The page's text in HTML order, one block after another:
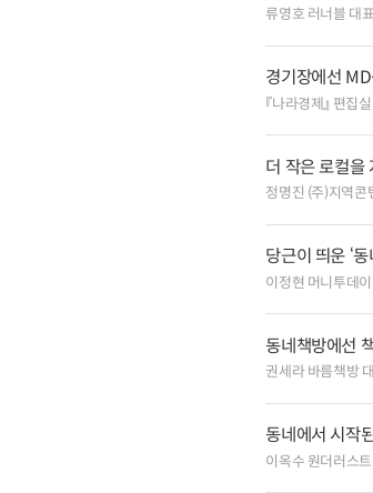
류영호 러너블 대표
경기장에선
『나라경제』 편집실
더 작은 로컬을
정명진 (주)지역콘
당근이 띄운 ‘
이정현 머니투데
동네책방에선
권세라 바름책방
동네에서 시작
이옥수 원더러스